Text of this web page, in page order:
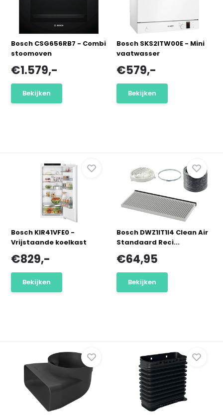
Bosch CSG656RB7 - Combi
stoomoven
€1.579,-
Bekijken
Bosch SKS2ITW00E - Mini
vaatwasser
€579,-
Bekijken
Bosch KIR41VFE0 -
Vrijstaande koelkast
€829,-
Bekijken
Bosch DWZ1IT1I4 Clean Air
Standaard Reci...
€64,95
Bekijken